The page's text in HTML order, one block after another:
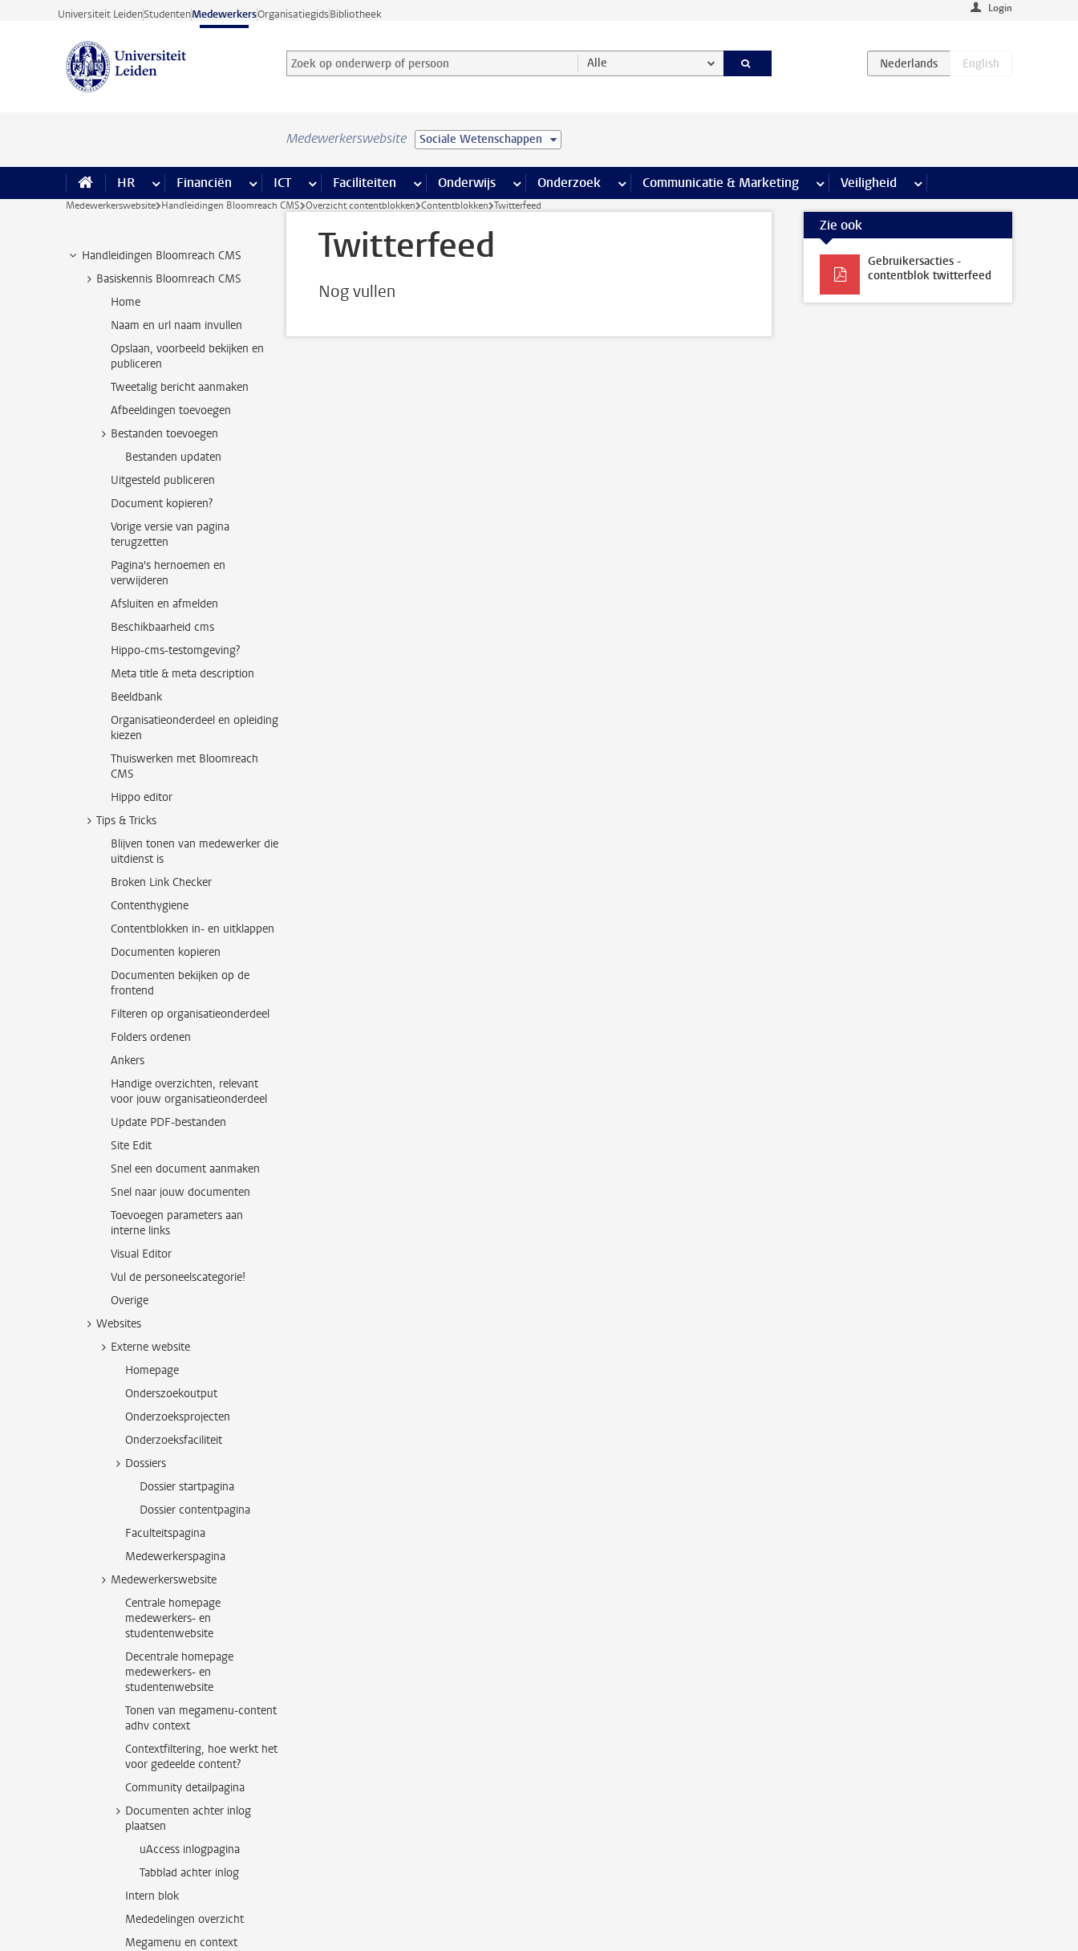
Ga direct naar de inhoud
Universiteit LeidenStudentenMedewerkersOrganisatiegidsBibliotheek Login
Zoek op onderwerp of persoon en selecteer categorie
Zoekterm Alle
Medewerkerswebsite Sociale Wetenschappen
HR meer HR pagina’s
Financiën meer Financiën pagina’s
ICT meer ICT pagina’s
Faciliteiten meer Faciliteiten pagina’s
Onderwijs meer Onderwijs pagina’s
Onderzoek meer Onderzoek pagina’s
Communicatie & Marketing meer Communicatie & Marketing pagina’s
Veiligheid meer Veiligheid pagina’s
Medewerkerswebsite Handleidingen Bloomreach CMS Overzicht contentblokken Contentblokken Twitterfeed
Handleidingen Bloomreach CMS
Basiskennis Bloomreach CMS
Home
Naam en url naam invullen
Opslaan, voorbeeld bekijken en
publiceren
Tweetalig bericht aanmaken
Afbeeldingen toevoegen
Bestanden toevoegen
Bestanden updaten
Uitgesteld publiceren
Document kopieren?
Vorige versie van pagina
terugzetten
Pagina's hernoemen en
verwijderen
Afsluiten en afmelden
Beschikbaarheid cms
Hippo-cms-testomgeving?
Meta title & meta description
Beeldbank
Organisatieonderdeel en opleiding
kiezen
Thuiswerken met Bloomreach
CMS
Hippo editor
Tips & Tricks
Blijven tonen van medewerker die
uitdienst is
Broken Link Checker
Contenthygiene
Contentblokken in- en uitklappen
Documenten kopieren
Documenten bekijken op de
frontend
Filteren op organisatieonderdeel
Folders ordenen
Ankers
Handige overzichten, relevant
voor jouw organisatieonderdeel
Update PDF-bestanden
Site Edit
Snel een document aanmaken
Snel naar jouw documenten
Toevoegen parameters aan
interne links
Visual Editor
Vul de personeelscategorie!
Overige
Websites
Externe website
Homepage
Onderszoekoutput
Onderzoeksprojecten
Onderzoeksfaciliteit
Dossiers
Dossier startpagina
Dossier contentpagina
Faculteitspagina
Medewerkerspagina
Medewerkerswebsite
Centrale homepage
medewerkers- en
studentenwebsite
Decentrale homepage
medewerkers- en
studentenwebsite
Tonen van megamenu-content
adhv context
Contextfiltering, hoe werkt het
voor gedeelde content?
Community detailpagina
Documenten achter inlog
plaatsen
uAccess inlogpagina
Tabblad achter inlog
Intern blok
Mededelingen overzicht
Megamenu en context
Twitterfeed
Nog vullen
Zie ook
Gebruikersacties -
contentblok twitterfeed